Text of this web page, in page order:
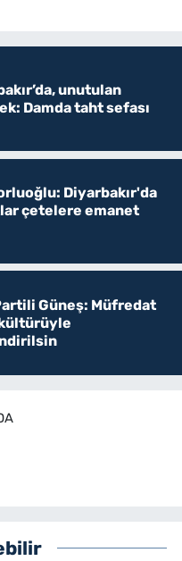
unutulan
Damda taht sefası
Diyarbakır'da
çetelere emanet
Güneş: Müfredat